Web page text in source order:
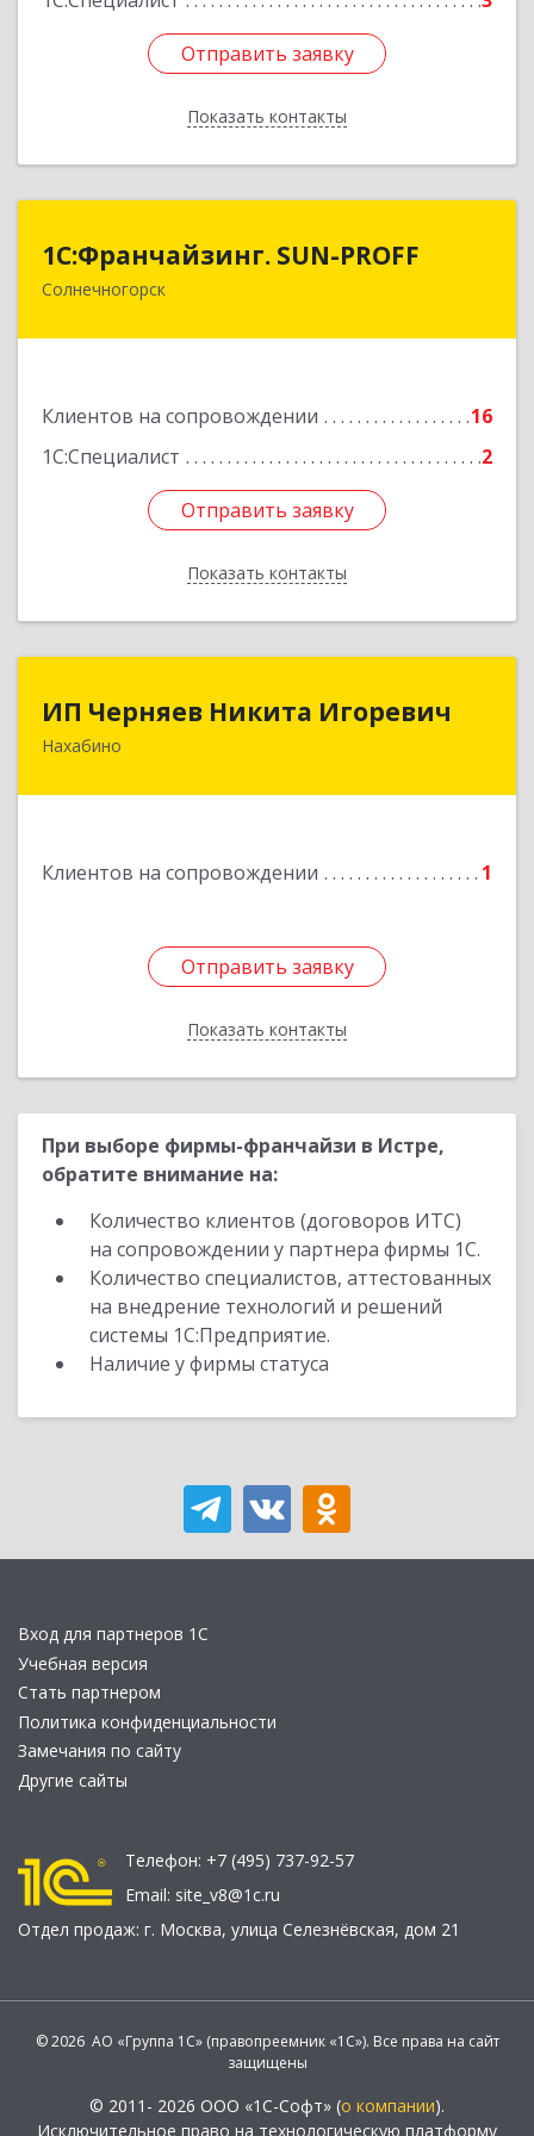
Отправить заявку
Показать контакты
Отправить заявку
Назад
1С:Франчайзинг. SUN-PROFF
Солнечногорск
Клиентов на сопровождении
16
1С:Специалист
2
Отправить заявку
Показать контакты
1С:Франчайзинг. SUN-PROFF
141503, Московская обл, Солнечногорский р-н,
Отправить заявку
Назад
ИП Черняев Никита Игоревич
Нахабино
Клиентов на сопровождении 1
Отправить заявку
Показать контакты
143430, Московская обл, Красногорский р-н,
Подробнее
Отправить заявку
Назад
При выборе фирмы-франчайзи в Истре,
обратите внимание на:
Количество клиентов (договоров ИТС)
на сопровождении у партнера фирмы 1С.
Количество специалистов, аттестованных
на внедрение технологий и решений
системы 1С:Предприятие.
Наличие у фирмы статуса
Вход для партнеров 1С
Учебная версия
Стать партнером
Политика конфиденциальности
Замечания по сайту
Другие сайты
Телефон: +7 (495) 737-92-57
Email: site_v8@1c.ru
Отдел продаж: г. Москва, улица Селезнёвская, дом 21
© 2026 АО «Группа 1С» (правопреемник «1С»). Все права на сайт
защищены
© 2011- 2026 ООО «1С-Софт» (о компании).
Исключительное право на технологическую платформу